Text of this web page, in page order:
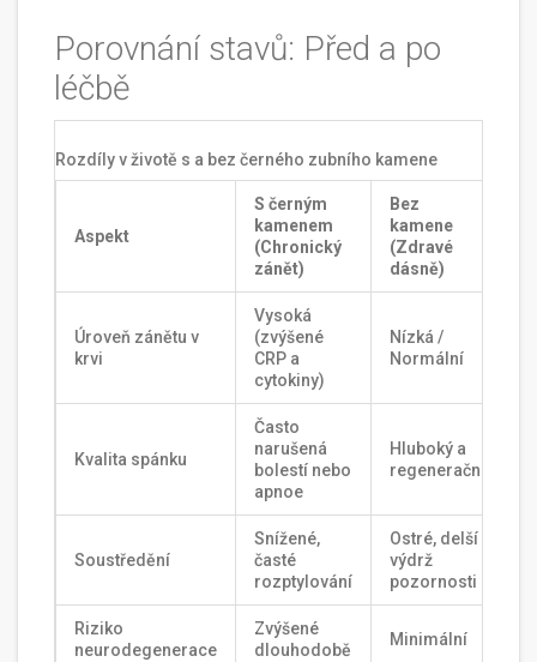
Porovnání stavů: Před a po
léčbě
Rozdíly v životě s a bez černého zubního kamene
Aspekt
S černým
kamenem
(Chronický
zánět)
Bez
kamene
(Zdravé
dásně)
Úroveň zánětu v
krvi
Vysoká
(zvýšené
CRP a
cytokiny)
Nízká /
Normální
Kvalita spánku
Často
narušená
bolestí nebo
apnoe
Hluboký a
regenerační
Soustředění
Snížené,
časté
rozptylování
Ostré, delší
výdrž
pozornosti
Riziko
neurodegenerace
Zvýšené
dlouhodobě
Minimální